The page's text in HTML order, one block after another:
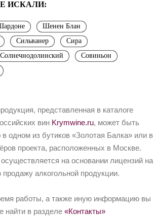
ИСКАЛИ:
Шенен Блан
Сильванер
Сира
Солнечнодолинский
Совиньон
представленная в каталоге
вин Krymwine.ru, может быть
в одном из бутиков «Золотая Балка» или в
проекта, расположенных в Москве.
на основании лицензий на
продажу алкогольной продукции.
работы, а также иную информацию вы
найти в разделе «Контакты»